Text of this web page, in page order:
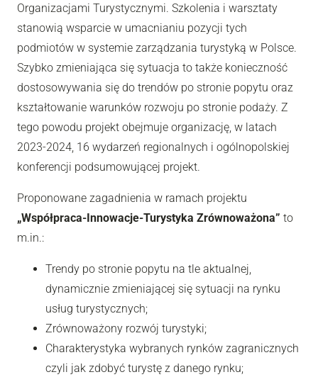
Organizacjami Turystycznymi. Szkolenia i warsztaty
stanowią wsparcie w umacnianiu pozycji tych
podmiotów w systemie zarządzania turystyką w Polsce.
Szybko zmieniająca się sytuacja to także konieczność
dostosowywania się do trendów po stronie popytu oraz
kształtowanie warunków rozwoju po stronie podaży. Z
tego powodu projekt obejmuje organizację, w latach
2023-2024, 16 wydarzeń regionalnych i ogólnopolskiej
konferencji podsumowującej projekt.
Proponowane zagadnienia w ramach projektu
„Współpraca-Innowacje-Turystyka Zrównoważona” to
m.in.:
Trendy po stronie popytu na tle aktualnej,
dynamicznie zmieniającej się sytuacji na rynku
usług turystycznych;
Zrównoważony rozwój turystyki;
Charakterystyka wybranych rynków zagranicznych
czyli jak zdobyć turystę z danego rynku;